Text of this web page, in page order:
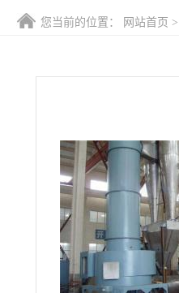
联系方式
您当前的位置： 网站首页 >